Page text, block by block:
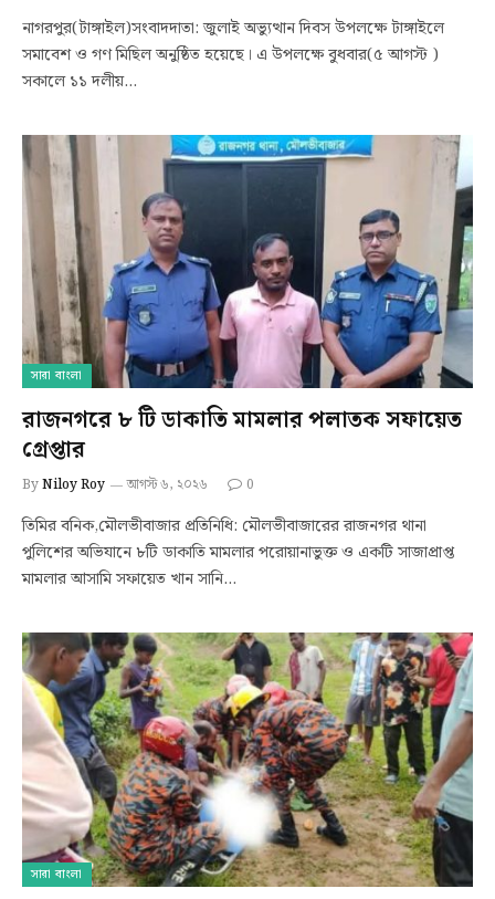
নাগরপুর(টাঙ্গাইল)সংবাদদাতা: জুলাই অভ্যুত্থান দিবস উপলক্ষে টাঙ্গাইলে
সমাবেশ ও গণ মিছিল অনুষ্ঠিত হয়েছে। এ উপলক্ষে বুধবার(৫ আগস্ট )
সকালে ১১ দলীয়…
সারা বাংলা
রাজনগরে ৮ টি ডাকাতি মামলার পলাতক সফায়েত
গ্রেপ্তার
ByNiloy Roy আগস্ট ৬, ২০২৬ 0
তিমির বনিক,মৌলভীবাজার প্রতিনিধি: মৌলভীবাজারের রাজনগর থানা
পুলিশের অভিযানে ৮টি ডাকাতি মামলার পরোয়ানাভুক্ত ও একটি সাজাপ্রাপ্ত
মামলার আসামি সফায়েত খান সানি…
সারা বাংলা